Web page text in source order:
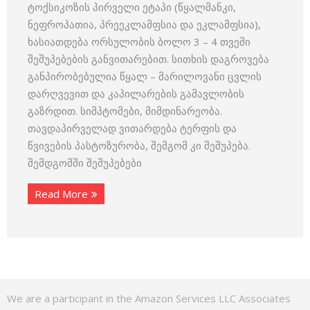
ტოქსიკოზის პირველი ეტაპი (წყალმანკი,
ნეფროპათია, პრეეკლამფსია და ეკლამფსია),
ხასიათდება ორსულობის ბოლო 3 – 4 თვეში
შეშუპებების განვითარებით. სითხის დაგროვება
განპირობებულია წყალ – მარილოვანი ცვლის
დარღვევით და კაპილარების გამავლობის
გაზრდით. სიმპტომები, მიმდინარეობა.
თავდაპირველად ვითარდება ტერფის და
წვივების პასტოზურობა, შემგომ კი შეშუპება.
შემდგომში შეშუპებები
Read More
We are a participant in the Amazon Services LLC Associates